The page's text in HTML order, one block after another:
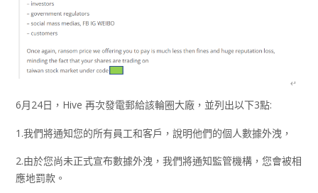
6月24日，Hive 再次發電郵給該輪圈大廠，並列出以下3點:
1.我們將通知您的所有員工和客戶，說明他們的個人數據外洩，
2.由於您尚未正式宣布數據外洩，我們將通知監管機構，您會被相
應地罰款。